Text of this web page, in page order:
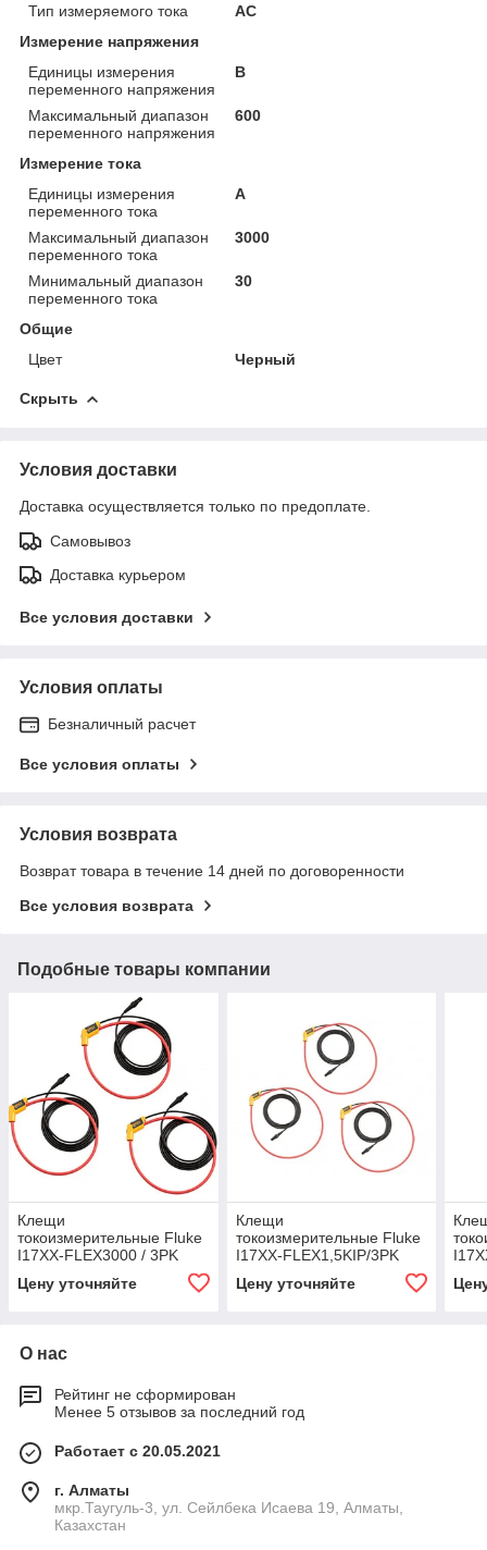
Тип измеряемого тока
AC
Измерение напряжения
Единицы измерения
переменного напряжения
В
Максимальный диапазон
переменного напряжения
600
Измерение тока
Единицы измерения
переменного тока
А
Максимальный диапазон
переменного тока
3000
Минимальный диапазон
переменного тока
30
Общие
Цвет
Черный
Скрыть
Условия доставки
Доставка осуществляется только по предоплате.
Самовывоз
Доставка курьером
Все условия доставки
Условия оплаты
Безналичный расчет
Все условия оплаты
Условия возврата
Возврат товара в течение 14 дней по договоренности
Все условия возврата
Подобные товары компании
Клещи
токоизмерительные Fluke
I17XX-FLEX3000 / 3PK
Цену уточняйте
Клещи
токоизмерительные Fluke
I17XX-FLEX1,5KIP/3PK
Цену уточняйте
О нас
Рейтинг не сформирован
Менее 5 отзывов за последний год
Работает с 20.05.2021
г. Алматы
мкр.Таугуль-3, ул. Сейлбека Исаева 19, Алматы,
Казахстан